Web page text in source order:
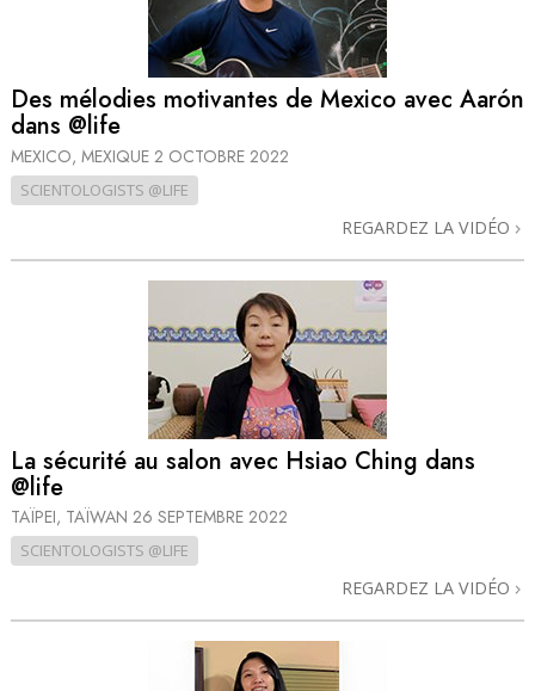
Des mélodies motivantes de Mexico avec Aarón
dans @life
MEXICO, MEXIQUE 2 OCTOBRE 2022
SCIENTOLOGISTS @LIFE
REGARDEZ LA VIDÉO
La sécurité au salon avec Hsiao Ching dans
@life
TAÏPEI, TAÏWAN 26 SEPTEMBRE 2022
SCIENTOLOGISTS @LIFE
REGARDEZ LA VIDÉO